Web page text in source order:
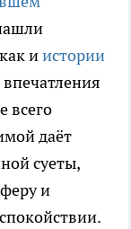
иистории
всего
даёт
суеты,
и